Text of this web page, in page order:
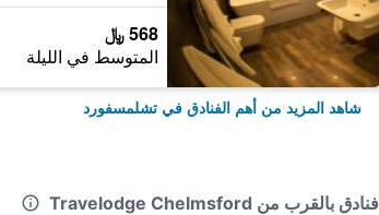
568 ﷼
المتوسط في الليلة
شاهد المزيد من أهم الفنادق في تشلمسفورد
فنادق بالقرب من Travelodge Chelmsford